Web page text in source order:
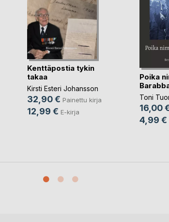
Kenttäpostia tykin
takaa
Kirsti Esteri Johansson
32,90 € Painettu kirja
12,99 € E-kirja
Poika
Toni
16,00
4,99 €